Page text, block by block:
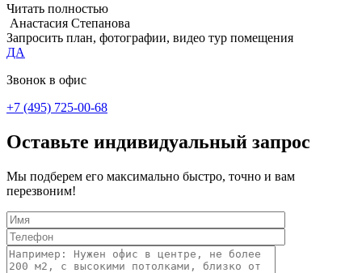
Читать полностью
Анастасия Степанова
Запросить план, фотографии, видео тур помещения
ДА
Звонок в офис
+7 (495) 725-00-68
Оставьте индивидуальный запрос
Мы подберем его максимально быстро, точно и вам
перезвоним!